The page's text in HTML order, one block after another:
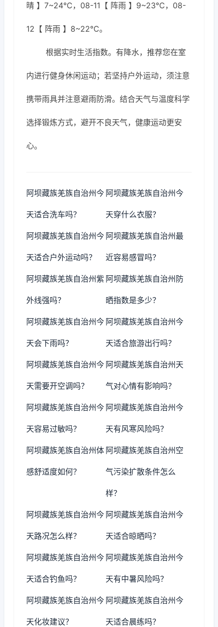
晴 】7~24℃，08-11【 阵雨 】9~23℃，08-
12【 阵雨 】8~22℃。
根据实时生活指数。有降水，推荐您在室
内进行健身休闲运动；若坚持户外运动，须注意
携带雨具并注意避雨防滑。结合天气与温度科学
选择锻炼方式，避开不良天气，健康运动更安
心。
阿坝藏族羌族自治州今
天适合洗车吗？
阿坝藏族羌族自治州今
天穿什么衣服？
阿坝藏族羌族自治州今
天适合户外运动吗？
阿坝藏族羌族自治州最
近容易感冒吗？
阿坝藏族羌族自治州紫
外线强吗？
阿坝藏族羌族自治州防
晒指数是多少？
阿坝藏族羌族自治州今
天会下雨吗？
阿坝藏族羌族自治州今
天适合旅游出行吗？
阿坝藏族羌族自治州今
天需要开空调吗？
阿坝藏族羌族自治州天
气对心情有影响吗？
阿坝藏族羌族自治州今
天容易过敏吗？
阿坝藏族羌族自治州今
天有风寒风险吗？
阿坝藏族羌族自治州体
感舒适度如何？
阿坝藏族羌族自治州空
气污染扩散条件怎么
样？
阿坝藏族羌族自治州今
天路况怎么样？
阿坝藏族羌族自治州今
天适合晾晒吗？
阿坝藏族羌族自治州今
天适合钓鱼吗？
阿坝藏族羌族自治州今
天有中暑风险吗？
阿坝藏族羌族自治州今
天化妆建议？
阿坝藏族羌族自治州今
天适合晨练吗？